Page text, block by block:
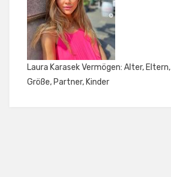
Laura Karasek Vermögen: Alter, Eltern,
Größe, Partner, Kinder